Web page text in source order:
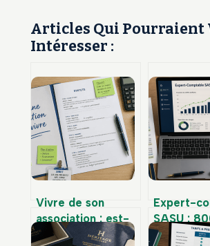
Articles Qui Pourraient
Intéresser :
Vivre de son
association : est-
ce légal, comment
Expert-
SASU :
1500 €